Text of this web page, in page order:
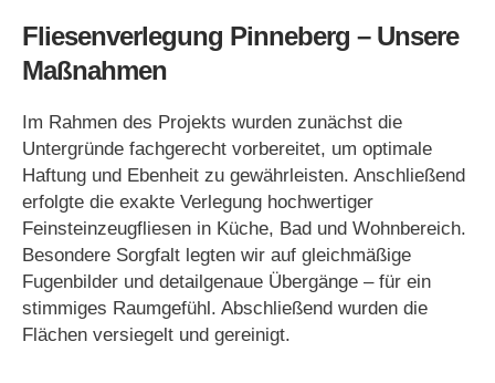
Fliesenverlegung Pinneberg – Unsere
Maßnahmen
Im Rahmen des Projekts wurden zunächst die
Untergründe fachgerecht vorbereitet, um optimale
Haftung und Ebenheit zu gewährleisten. Anschließend
erfolgte die exakte Verlegung hochwertiger
Feinsteinzeugfliesen in Küche, Bad und Wohnbereich.
Besondere Sorgfalt legten wir auf gleichmäßige
Fugenbilder und detailgenaue Übergänge – für ein
stimmiges Raumgefühl. Abschließend wurden die
Flächen versiegelt und gereinigt.